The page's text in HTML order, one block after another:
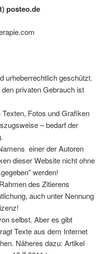
posteo.de
urheberrechtlich geschützt.
privaten Gebrauch ist
Fotos und Grafiken
– bedarf der
einer der Autoren
dieser Website nicht ohne
werden!
des Zitierens
auch unter Nennung
selbst. Aber es gibt
Texte aus dem Internet
Näheres dazu: Artikel